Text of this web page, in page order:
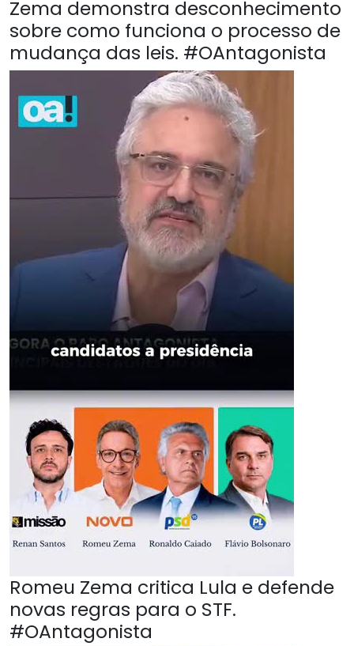
Zema demonstra desconhecimento
sobre como funciona o processo de
mudança das leis. #OAntagonista
Romeu Zema critica Lula e defende
novas regras para o STF.
#OAntagonista